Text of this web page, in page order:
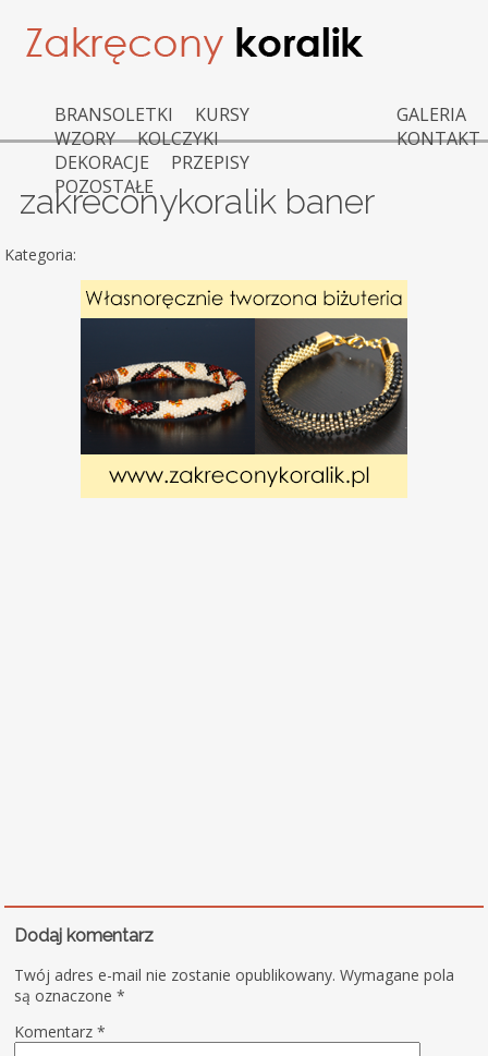
BRANSOLETKI
KURSY
WZORY
KOLCZYKI
DEKORACJE
PRZEPISY
POZOSTAŁE
GALERIA
KONTAKT
zakreconykoralik baner
Kategoria:
Dodaj komentarz
Twój adres e-mail nie zostanie opublikowany. Wymagane pola
są oznaczone*
Komentarz*